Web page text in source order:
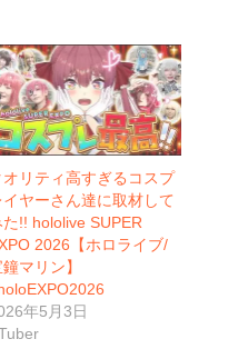
オリティ高すぎるコスプ
イヤーさん達に取材して
た!! hololive SUPER
2026【ホロライブ/
マリン】
年5月3日